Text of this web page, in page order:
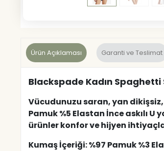
Ürün Açıklaması Garanti ve Teslimat
Blackspade Kadın Spaghetti
Vücudunuzu saran, yan
Pamuk %5 Elastan İnce askılı
ürünler konfor ve hijyen
Kumaş İçeriği: %97 Pamuk %3